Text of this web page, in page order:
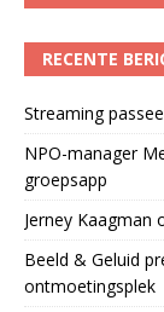
RECENTE
Streaming
NPO-manager
groepsapp
Jerney Kaagman
Beeld & Geluid
ontmoetingsplek